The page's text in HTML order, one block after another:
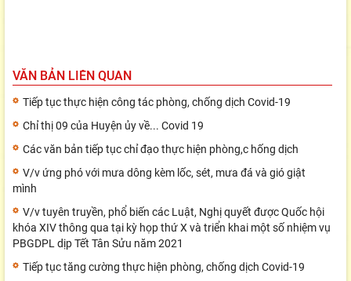
VĂN BẢN LIÊN QUAN
Tiếp tục thực hiện công tác phòng, chống dịch Covid-19
Chỉ thị 09 của Huyện ủy về... Covid 19
Các văn bản tiếp tục chỉ đạo thực hiện phòng,c hống dịch
V/v ứng phó với mưa dông kèm lốc, sét, mưa đá và gió giật
mình
V/v tuyên truyền, phổ biến các Luật, Nghị quyết được Quốc hội
khóa XIV thông qua tại kỳ họp thứ X và triển khai một số nhiệm vụ
PBGDPL dịp Tết Tân Sửu năm 2021
Tiếp tục tăng cường thực hiện phòng, chống dịch Covid-19